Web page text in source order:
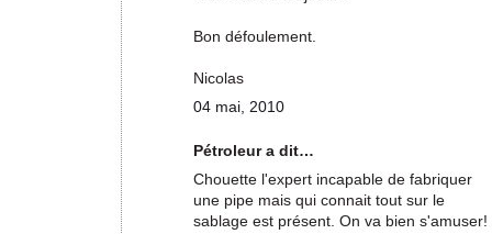
Bon défoulement.
Nicolas
04 mai, 2010
Pétroleur a dit…
Chouette l'expert incapable de fabriquer
une pipe mais qui connait tout sur le
sablage est présent. On va bien s'amuser!